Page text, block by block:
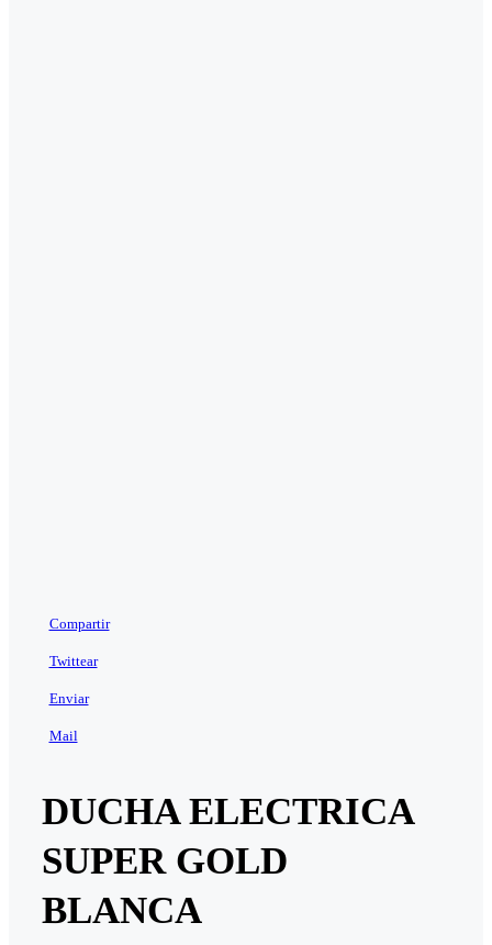
Compartir
Twittear
Enviar
Mail
DUCHA ELECTRICA
SUPER GOLD
BLANCA